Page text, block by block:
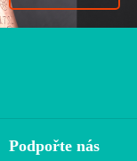
Podpořte nás